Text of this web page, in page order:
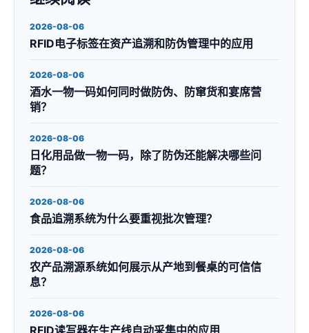
2026-08-06
RFID电子标签在资产追溯和防伪管理中的应用
2026-08-06
酒水一物一码如何同时做防伪、防窜货和宴席营
销？
2026-08-06
日化用品做一物一码，除了防伪还能解决哪些问
题？
2026-08-06
食品追溯系统为什么要重视批次管理？
2026-08-06
农产品溯源系统如何展示从产地到餐桌的可信信
息？
2026-08-06